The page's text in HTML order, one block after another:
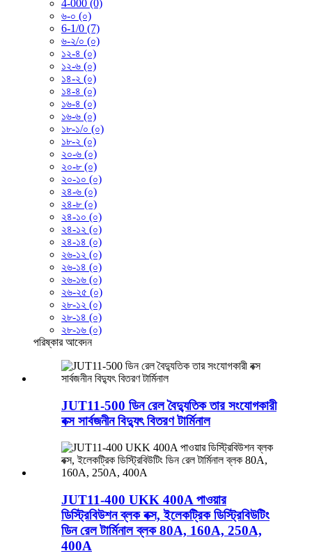
4-000 (0)
৬-০ (০)
6-1/0 (7)
৬-২/০ (০)
১২-৪ (০)
১২-৬ (০)
১৪-২ (০)
১৪-৪ (০)
১৬-৪ (০)
১৬-৬ (০)
১৮-১/০ (০)
১৮-২ (০)
২০-৬ (০)
২০-৮ (০)
২০-১০ (০)
২৪-৬ (০)
২৪-৮ (০)
২৪-১০ (০)
২৪-১২ (০)
২৪-১৪ (০)
২৬-১২ (০)
২৬-১৪ (০)
২৬-১৬ (০)
২৬-২৫ (০)
২৮-১২ (০)
২৮-১৪ (০)
২৮-১৬ (০)
পরিষ্কার আবেদন
JUT11-500 ডিন রেল বৈদ্যুতিক তার সংযোগকারী
বক্স সার্বজনীন বিদ্যুৎ বিতরণ টার্মিনাল
JUT11-400 UKK 400A পাওয়ার
ডিস্ট্রিবিউশন ব্লক বক্স, ইলেকট্রিক ডিস্ট্রিবিউটিং
ডিন রেল টার্মিনাল ব্লক 80A, 160A, 250A,
400A